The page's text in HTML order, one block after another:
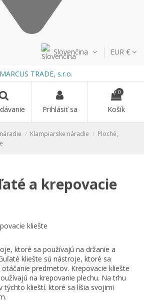
Slovenčina
EUR €
Prihlásiť sa
0
Košík
Klampiarske náradie
Ploché,
a krepovacie
ktoré sa používajú na držanie a
kliešte sú nástroje, ktoré sa
predmetov. Krepovacie kliešte
na krepovanie plechu. Na trhu
týchto klieští. ktoré sa líšia svojimi